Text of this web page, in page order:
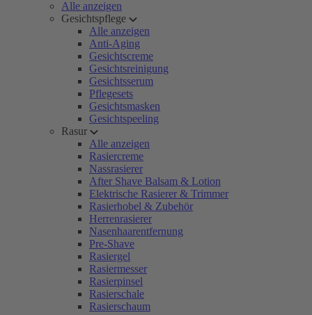
Alle anzeigen
Gesichtspflege
Alle anzeigen
Anti-Aging
Gesichtscreme
Gesichtsreinigung
Gesichtsserum
Pflegesets
Gesichtsmasken
Gesichtspeeling
Rasur
Alle anzeigen
Rasiercreme
Nassrasierer
After Shave Balsam & Lotion
Elektrische Rasierer & Trimmer
Rasierhobel & Zubehör
Herrenrasierer
Nasenhaarentfernung
Pre-Shave
Rasiergel
Rasiermesser
Rasierpinsel
Rasierschale
Rasierschaum